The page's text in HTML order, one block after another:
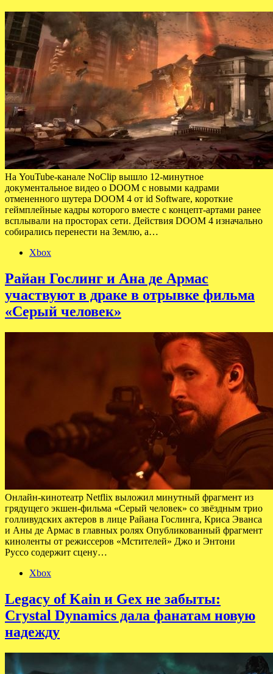
На YouTube-канале NoClip вышло 12-минутное
документальное видео о DOOM с новыми кадрами
отмененного шутера DOOM 4 от id Software, короткие
геймплейные кадры которого вместе с концепт-артами ранее
всплывали на просторах сети. Действия DOOM 4 изначально
собирались перенести на Землю, а…
Xbox
Райан Гослинг и Ана де Армас
участвуют в драке в отрывке фильма
«Серый человек»
Онлайн-кинотеатр Netflix выложил минутный фрагмент из
грядущего экшен-фильма «Серый человек» со звёздным трио
голливудских актеров в лице Райана Гослинга, Криса Эванса
и Аны де Армас в главных ролях Опубликованный фрагмент
киноленты от режиссеров «Мстителей» Джо и Энтони
Руссо содержит сцену…
Xbox
Legacy of Kain и Gex не забыты:
Crystal Dynamics дала фанатам новую
надежду